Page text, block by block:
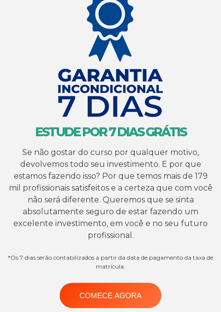
ESTUDE POR 7 DIAS GRÁTIS
Se não gostar do curso por qualquer motivo,
devolvemos todo seu investimento. E por que
estamos fazendo isso? Por que temos mais de 179
mil profissionais satisfeitos e a certeza que com você
não será diferente. Queremos que se sinta
absolutamente seguro de estar fazendo um
excelente investimento, em você e no seu futuro
profissional.
*Os 7 dias serão contabilizados a partir da data de pagamento da taxa de
matrícula.
COMECE AGORA